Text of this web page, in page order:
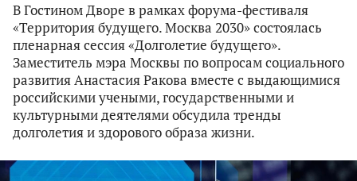
В Гостином Дворе в рамках форума-фестиваля
«Территория будущего. Москва 2030» состоялась
пленарная сессия «Долголетие будущего».
Заместитель мэра Москвы по вопросам социального
развития Анастасия Ракова вместе с выдающимися
российскими учеными, государственными и
культурными деятелями обсудила тренды
долголетия и здорового образа жизни.